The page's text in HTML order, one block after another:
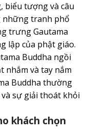
biểu tượng và câu
những tranh phổ
trưng Gautama
lập của phật giáo.
Buddha ngồi
nhắm và tay nắm
Buddha thường
sự giải thoát khỏi
khách chọn